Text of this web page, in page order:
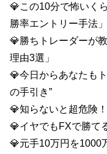
💎この10分で怖いく
勝率エントリー手法」
💎勝ちトレーダーが
理由3選」
💎今日からあなたも
の手引き”
💎知らないと超危険
💎イヤでもFXで勝て
💎元手10万円を1000